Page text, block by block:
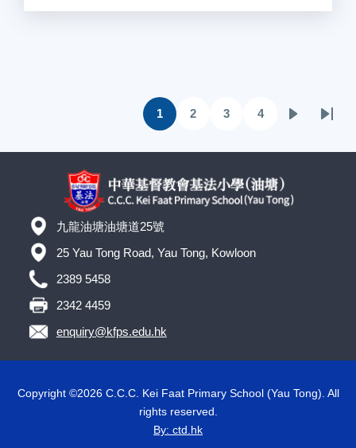
目
面
1
頁
2
頁
3
頁
4
Last
九龍油塘油塘道25號
25 Yau Tong Road, Yau Tong, Kowloon
2389 5458
2342 4459
enquiry@kfps.edu.hk
Copyright ©2026 C.C.C. Kei Faat Primary School (Yau Tong). All
rights reserved.
By: ctd.hk